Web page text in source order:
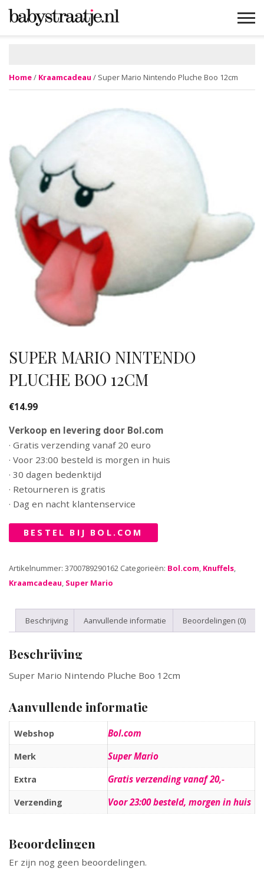
Home/ Kraamcadeau / Super Mario Nintendo Pluche Boo 12cm
SUPER MARIO NINTENDO
PLUCHE BOO 12CM
€14.99
Verkoop en levering door Bol.com
· Gratis verzending vanaf 20 euro
· Voor 23:00 besteld is morgen in huis
· 30 dagen bedenktijd
· Retourneren is gratis
· Dag en nacht klantenservice
BESTEL BIJ BOL.COM
Artikelnummer: 3700789290162 Categorieën: Bol.com, Knuffels,
Kraamcadeau, Super Mario
Beschrijving Aanvullende informatie Beoordelingen (0)
Beschrijving
Super Mario Nintendo Pluche Boo 12cm
Aanvullende informatie
Webshop Bol.com
Merk Super Mario
Extra Gratis verzending vanaf 20,-
Verzending Voor 23:00 besteld, morgen in huis
Beoordelingen
Er zijn nog geen beoordelingen.